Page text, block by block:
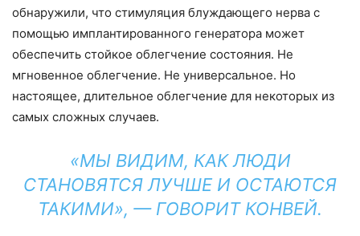
обнаружили, что стимуляция блуждающего нерва с
помощью имплантированного генератора может
обеспечить стойкое облегчение состояния. Не
мгновенное облегчение. Не универсальное. Но
настоящее, длительное облегчение для некоторых из
самых сложных случаев.
«МЫ ВИДИМ, КАК ЛЮДИ
СТАНОВЯТСЯ ЛУЧШЕ И ОСТАЮТСЯ
ТАКИМИ», — ГОВОРИТ КОНВЕЙ.